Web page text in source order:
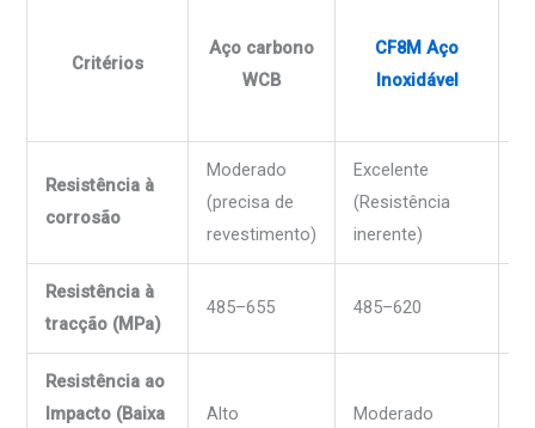
Critérios
Aço carbono
WCB
CF8M Aço
Inoxidável
Resistência à
corrosão
Moderado
(precisa de
revestimento)
Excelente
(Resistência
inerente)
Resistência à
tracção (MPa)
485–655 485–620
Resistência ao
Impacto (Baixa
Alto Moderado